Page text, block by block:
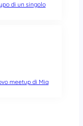
di un singolo
meetup di Mia